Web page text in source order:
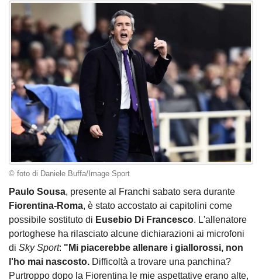
© foto di Daniele Buffa/Image Sport
Paulo Sousa, presente al Franchi sabato sera durante
Fiorentina-Roma, è stato accostato ai capitolini come
possibile sostituto di Eusebio Di Francesco. L'allenatore
portoghese ha rilasciato alcune dichiarazioni ai microfoni
di Sky Sport: "Mi piacerebbe allenare i giallorossi, non
l'ho mai nascosto. Difficoltà a trovare una panchina?
Purtroppo dopo la Fiorentina le mie aspettative erano alte,